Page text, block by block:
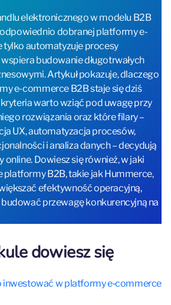
elektronicznego w modelu B2B
dobranej platformy e-
tylko automatyzuje procesy
budowanie długotrwałych
Artykuł pokazuje, dlaczego
e-commerce B2B staje się dziś
warto wziąć pod uwagę przy
rozwiązania oraz które filary –
UX, automatyzacja procesów,
i analiza danych – decydują
online. Dowiesz się również, w jaki
platformy B2B, takie jak Hummerce,
efektywność operacyjną,
przewagę konkurencyjną na
dowiesz się
inwestować w platformy e‑commerce